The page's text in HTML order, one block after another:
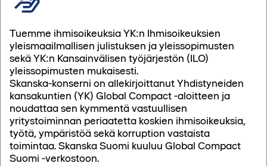
Tuemme ihmisoikeuksia YK:n Ihmisoikeuksien
yleismaailmallisen julistuksen ja yleissopimusten
sekä YK:n Kansainvälisen työjärjestön (ILO)
yleissopimusten mukaisesti.
Skanska-konserni on allekirjoittanut Yhdistyneiden
kansakuntien (YK) Global Compact -aloitteen ja
noudattaa sen kymmentä vastuullisen
yritystoiminnan periaatetta koskien ihmisoikeuksia,
työtä, ympäristöä sekä korruption vastaista
toimintaa. Skanska Suomi kuuluu Global Compact
Suomi -verkostoon.